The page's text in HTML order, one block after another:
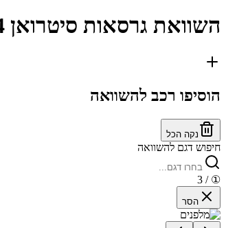
השוואת גרסאות סיטרואן C4 האצ'בק 2017
הוסיפו רכב להשוואה
נקה הכל
חיפוש דגם להשוואה
①
/ 3
הסר